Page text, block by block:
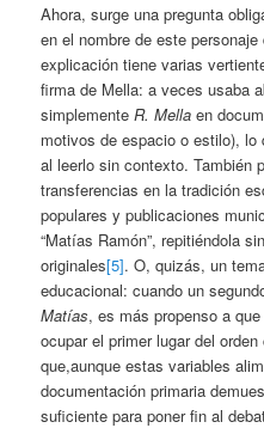
Ahora, surge una pregunta
en el nombre de este
explicación tiene varias
firma de Mella: a veces usaba
simplementeR. Mella en
motivos de espacio o estilo),
al leerlo sin contexto. También
transferencias en la tradición
populares y publicaciones
“Matías Ramón”, repitiéndola
originales[5]. O, quizás, un
educacional: cuando un
Matías, es más propenso a
ocupar el primer lugar del
que,aunque estas variables
documentación primaria
suficiente para poner fin al